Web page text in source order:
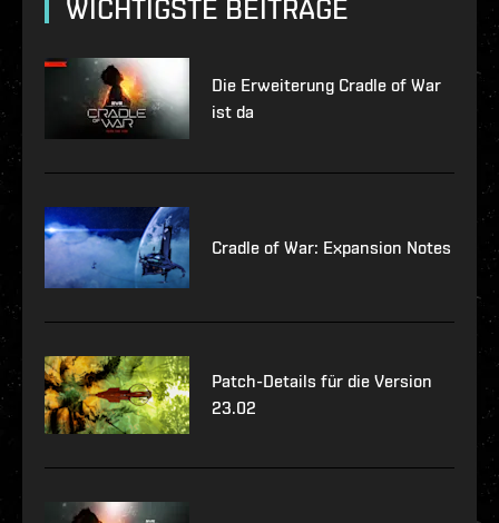
WICHTIGSTE BEITRÄGE
Die Erweiterung Cradle of War
ist da
Cradle of War: Expansion Notes
Patch-Details für die Version
23.02